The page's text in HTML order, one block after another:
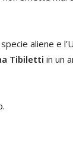
aliene e
Tibiletti in un